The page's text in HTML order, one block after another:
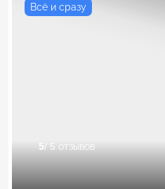
Всё и сразу
5/ 5 отзывов